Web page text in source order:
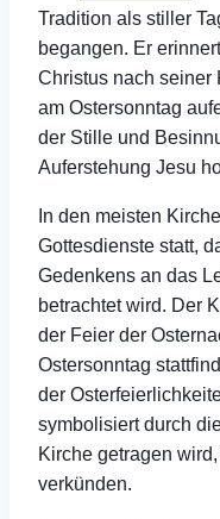
Tradition als stiller
begangen. Er
Christus nach seiner
am Ostersonntag
der Stille und
Auferstehung Jesu
In den meisten
Gottesdienste statt,
Gedenkens an das
betrachtet wird. Der
der Feier der
Ostersonntag
der
symbolisiert durch
Kirche getragen
verkünden.